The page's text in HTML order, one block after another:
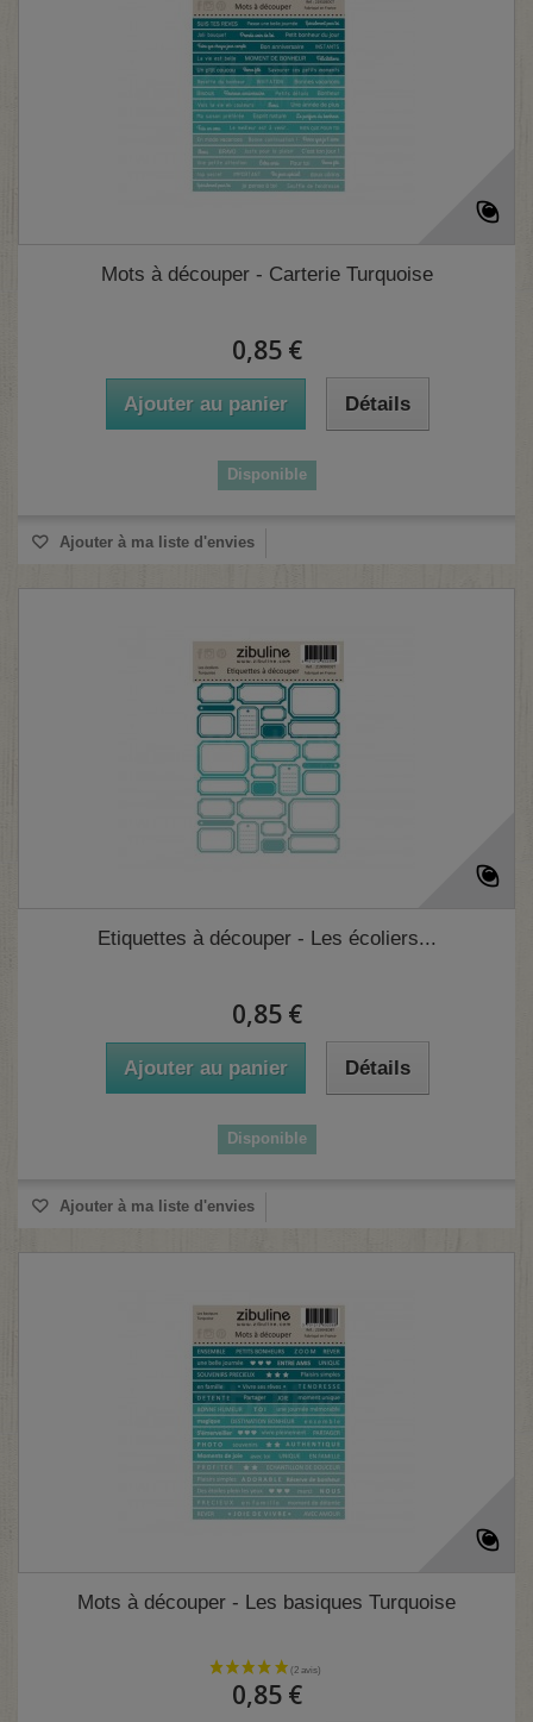
Mots à découper - Carterie Turquoise
0,85 €
Ajouter au panier Détails
Disponible
Ajouter à ma liste d'envies
Etiquettes à découper - Les écoliers...
0,85 €
Ajouter au panier Détails
Disponible
Ajouter à ma liste d'envies
Mots à découper - Les basiques Turquoise
0,85 €